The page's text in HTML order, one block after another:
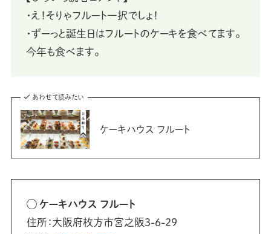
・え！そりゃフルート一択でしょ！
・ずーっと誕生日はフルートのケーキを食べてます。
今年も食べます。
あわせて読みたい
ケーキハウス フルート
◯ ケーキハウス フルート
住所：大阪府枚方市宮之阪3-6-29